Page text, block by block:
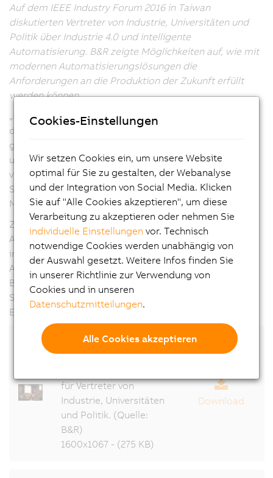
Auf dem IEEE Industry Forum 2016 in Taiwan
diskutierten Vertreter von Industrie, Universitäten und
Politik über Industrie 4.0 und intelligente
Automatisierung. B&R zeigte Möglichkeiten auf, wie mit
modernen Automatisierungslösungen die
Anforderungen an die Produktion der Zukunft erfüllt
werden können.
„Für die Implementierung von Industrie 4.0 muss ein
durchgängiges Netzwerk in der gesamten Fabrik
geschaffen werden. Die enge Integration von OPC UA
und POWERLINK mit openSAFETY ermöglicht
vollständige Transparenz vom ERP-System bis zum
Sensor“, sagte Werner Paulin, International Sales
Manager bei B&R.
Zusätzlich präsentierte B&R intelligente
Automatisierungskonzepte für Maschinen und Anlagen
in Smart Factories. Der durchgängigen Simulation der
Automatisierungslösung kommt hier eine besondere
Bedeutung zu. Diese vereinfacht nicht nur die Arbeit der
Softwareentwickler, sondern steigert zudem die
Effizienz und verkürzt die Time-to-market.
Das IEEE Industry
Forum dient als
für Vertreter von
Industrie, Universitäten
und Politik. (Quelle:
B&R)
1600x1067 - (275 KB)
Download
Cookies-Einstellungen
Wir setzen Cookies ein, um unsere Website
optimal für Sie zu gestalten, der Webanalyse
und der Integration von Social Media. Klicken
Sie auf "Alle Cookies akzeptieren", um diese
Verarbeitung zu akzeptieren oder nehmen Sie
individuelle Einstellungen vor. Technisch
notwendige Cookies werden unabhängig von
der Auswahl gesetzt. Weitere Infos finden Sie
in unserer Richtlinie zur Verwendung von
Cookies und in unseren
Datenschutzmitteilungen.
Alle Cookies akzeptieren